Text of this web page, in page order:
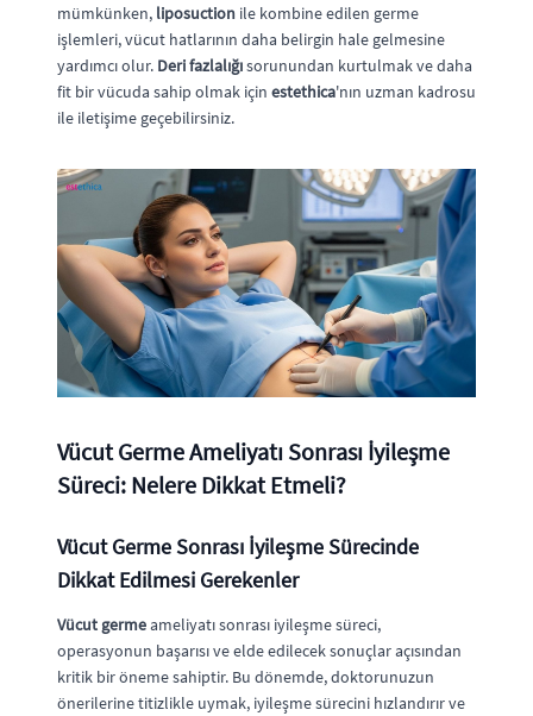
mümkünken, liposuction ile kombine edilen germe
işlemleri, vücut hatlarının daha belirgin hale gelmesine
yardımcı olur. Deri fazlalığısorunundan kurtulmak ve daha
fit bir vücuda sahip olmak için estethica'nın uzman kadrosu
ile iletişime geçebilirsiniz.
Vücut Germe Ameliyatı Sonrası İyileşme
Süreci: Nelere Dikkat Etmeli?
Vücut Germe Sonrası İyileşme Sürecinde
Dikkat Edilmesi Gerekenler
Vücut germeameliyatı sonrası iyileşme süreci,
operasyonun başarısı ve elde edilecek sonuçlar açısından
kritik bir öneme sahiptir. Bu dönemde, doktorunuzun
önerilerine titizlikle uymak, iyileşme sürecini hızlandırır ve